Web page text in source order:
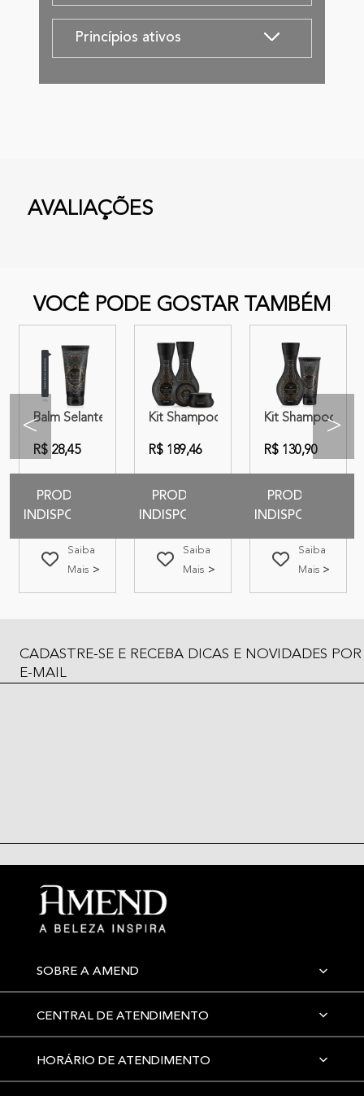
Princípios ativos
AVALIAÇÕES
VOCÊ PODE GOSTAR TAMBÉM
<
Selante | Amend Millenar Óleos Indianos
+ Balm Selante | Amend Millenar Óleos Indianos
Balm Selante Amend Millenar Óleos Indianos 180g
R$ 28,45
INDISPONIVEL
Saiba
Mais
Kit Shampoo + Condicionador +
R$ 189,46
INDISPONIVEL
Saiba
Mais
Kit Shampoo +
R$ 130,90
INDISPONIVEL
Saiba
Mais
>
CADASTRE-SE E RECEBA DICAS E NOVIDADES POR
E-MAIL
SOBRE A AMEND
CENTRAL DE ATENDIMENTO
HORÁRIO DE ATENDIMENTO